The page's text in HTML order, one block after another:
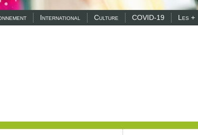
International Culture COVID-19 Les +